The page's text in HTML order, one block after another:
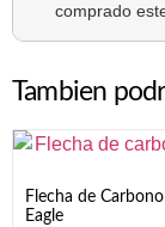
comprado
Tambien
Flecha de
Eagle